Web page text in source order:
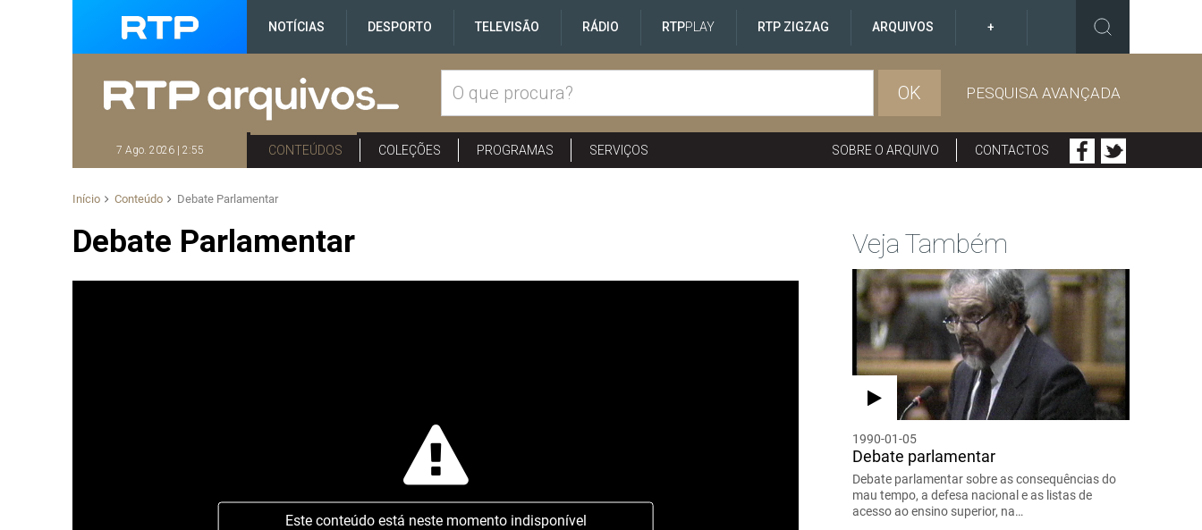
NOTÍCIAS DESPORTO TELEVISÃO RÁDIO RTPPLAY RTP ZIGZAG ARQUIVOS +
OK PESQUISA AVANÇADA
7 Ago. 2026 | 2:55 CONTEÚDOS COLEÇÕES PROGRAMAS SERVIÇOS SOBRE O ARQUIVO CONTACTOS
Início Conteúdo Debate Parlamentar
Debate Parlamentar
Este conteúdo está neste momento indisponível
Veja Também
1990-01-05
Debate parlamentar
Debate parlamentar sobre as consequências do
mau tempo, a defesa nacional e as listas de
acesso ao ensino superior, na…